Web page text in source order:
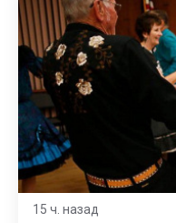
15 ч. назад